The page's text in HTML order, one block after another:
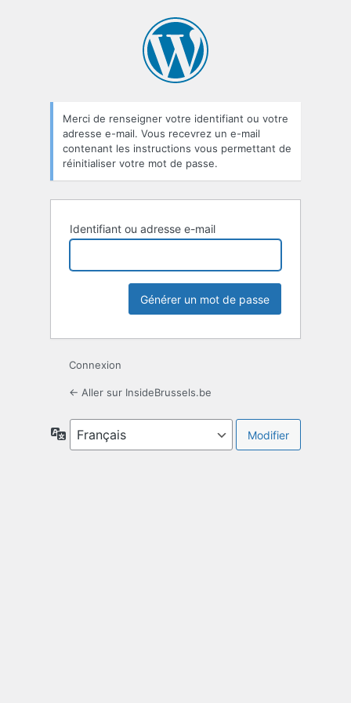
oublié
Merci de renseigner votre identifiant ou votre
adresse e-mail. Vous recevrez un e-mail
contenant les instructions vous permettant de
réinitialiser votre mot de passe.
Identifiant ou adresse e-mail
Connexion
← Aller sur InsideBrussels.be
Langue